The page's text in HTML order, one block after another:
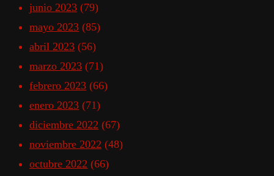
junio 2023 (79)
mayo 2023 (85)
abril 2023 (56)
marzo 2023 (71)
febrero 2023 (66)
enero 2023 (71)
diciembre 2022 (67)
noviembre 2022 (48)
octubre 2022 (66)